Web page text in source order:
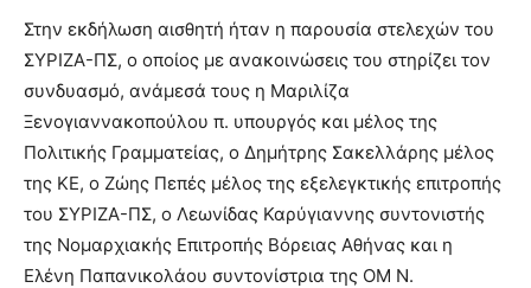
Στην εκδήλωση αισθητή ήταν η παρουσία στελεχών του
ΣΥΡΙΖΑ-ΠΣ, ο οποίος με ανακοινώσεις του στηρίζει τον
συνδυασμό, ανάμεσά τους η Μαριλίζα
Ξενογιαννακοπούλου π. υπουργός και μέλος της
Πολιτικής Γραμματείας, ο Δημήτρης Σακελλάρης μέλος
της ΚΕ, ο Ζώης Πεπές μέλος της εξελεγκτικής επιτροπής
του ΣΥΡΙΖΑ-ΠΣ, ο Λεωνίδας Καρύγιαννης συντονιστής
της Νομαρχιακής Επιτροπής Βόρειας Αθήνας και η
Ελένη Παπανικολάου συντονίστρια της ΟΜ Ν.